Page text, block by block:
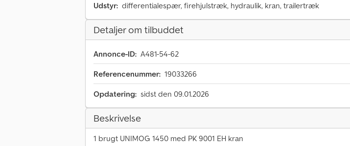
Udstyr: differentialespær, firehjulstræk, hydraulik, kran, trailertræk
Detaljer om tilbuddet
Annonce-ID: A481-54-62
Referencenummer: 19033266
Opdatering: sidst den 09.01.2026
Beskrivelse
1 brugt UNIMOG 1450 med PK 9001 EH kran